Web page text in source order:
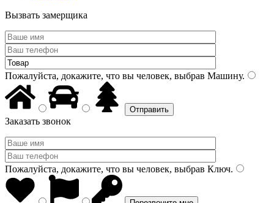
Вызвать замерщика
Пожалуйста, докажите, что вы человек, выбрав Машину.
Заказать звонок
Пожалуйста, докажите, что вы человек, выбрав Ключ.